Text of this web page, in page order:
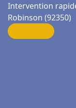
Intervention
Robinson (92350)